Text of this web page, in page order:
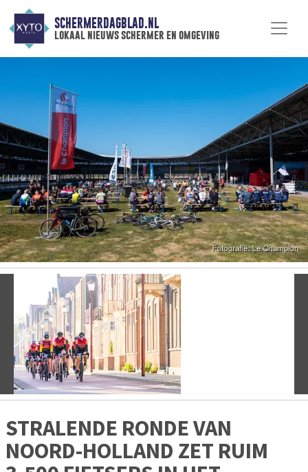
SCHERMERDAGBLAD.NL
lokaal nieuws schermer en omgeving
Vorige
STRALENDE RONDE VAN
NOORD-HOLLAND ZET RUIM